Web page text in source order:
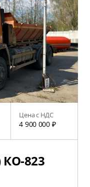
Цена с НДС
4 900 000 ₽
823